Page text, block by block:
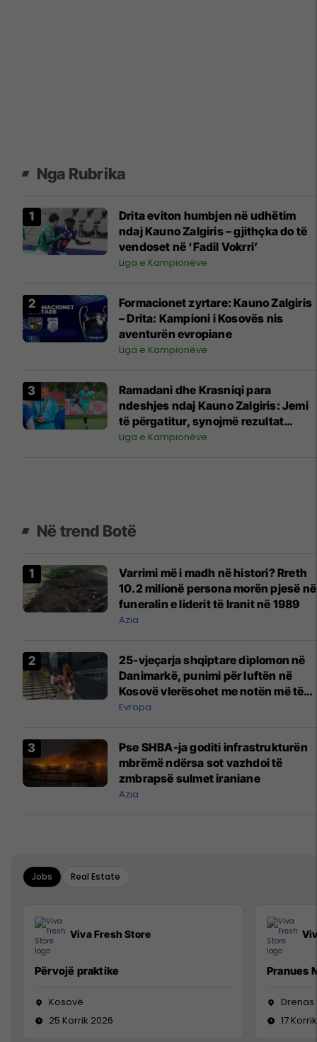
Nga Rubrika
Drita eviton humbjen në udhëtim
ndaj Kauno Zalgiris – gjithçka do të
vendoset në ‘Fadil Vokrri’
Liga e Kampionëve
Formacionet zyrtare: Kauno Zalgiris
– Drita: Kampioni i Kosovës nis
aventurën evropiane
Liga e Kampionëve
Ramadani dhe Krasniqi para
ndeshjes ndaj Kauno Zalgiris: Jemi
të përgatitur, synojmë rezultat
pozitiv
Liga e Kampionëve
Në trend Botë
Varrimi më i madh në histori? Rreth
10.2 milionë persona morën pjesë në
funeralin e liderit të Iranit në 1989
Azia
25-vjeçarja shqiptare diplomon në
Danimarkë, punimi për luftën në
Kosovë vlerësohet me notën më të
lartë
Evropa
Pse SHBA-ja goditi infrastrukturën
mbrëmë ndërsa sot vazhdoi të
zmbrapsë sulmet iraniane
Azia
Jobs Real Estate
Viva Fresh Store
Përvojë praktike
Kosovë
25 Korrik 2026
Pranues
Drenas
17